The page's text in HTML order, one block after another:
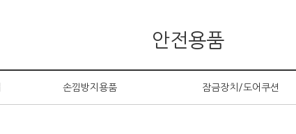
안전용품
손낌방지용품 잠금장치/도어쿠션